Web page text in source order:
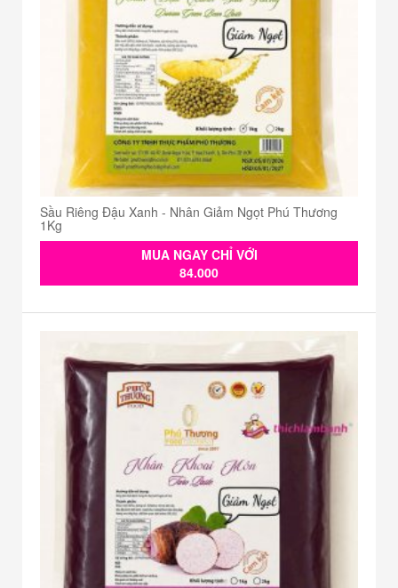
Sầu Riêng Đậu Xanh - Nhân Giảm Ngọt Phú Thương
1Kg
MUA NGAY CHỈ VỚI
84.000